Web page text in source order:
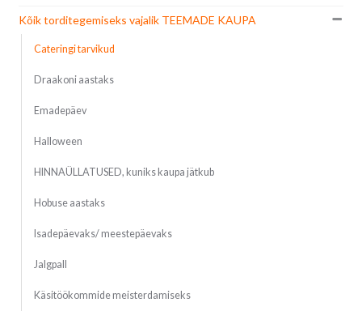
Kõik torditegemiseks vajalik TEEMADE KAUPA
Cateringi tarvikud
Draakoni aastaks
Emadepäev
Halloween
HINNAÜLLATUSED, kuniks kaupa jätkub
Hobuse aastaks
Isadepäevaks/ meestepäevaks
Jalgpall
Käsitöökommide meisterdamiseks